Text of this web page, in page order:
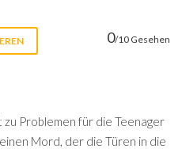
0/10 Gesehen
Problemen für die Teenager
Mord, der die Türen in die